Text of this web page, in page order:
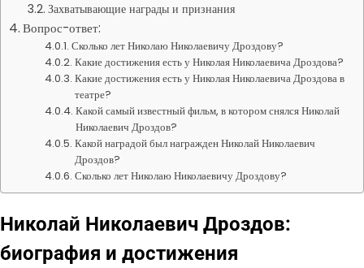
Захватывающие награды и признания
Вопрос-ответ:
Сколько лет Николаю Николаевичу Дроздову?
Какие достижения есть у Николая Николаевича Дроздова?
Какие достижения есть у Николая Николаевича Дроздова в
театре?
Какой самый известный фильм, в котором снялся Николай
Николаевич Дроздов?
Какой наградой был награжден Николай Николаевич
Дроздов?
Сколько лет Николаю Николаевичу Дроздову?
Николай Николаевич Дроздов:
биография и достижения